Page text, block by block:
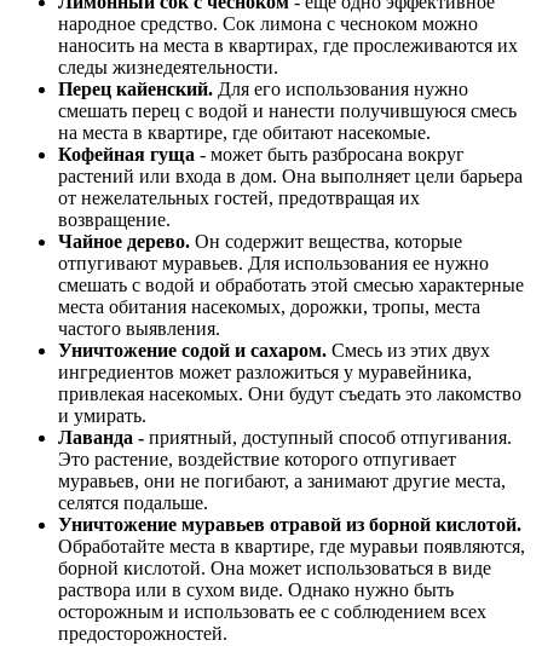
народное средство. Сок лимона с чесноком можно
наносить на места в квартирах, где прослеживаются их
следы жизнедеятельности.
Перец кайенский. Для его использования нужно
смешать перец с водой и нанести получившуюся смесь
на места в квартире, где обитают насекомые.
Кофейная гуща - может быть разбросана вокруг
растений или входа в дом. Она выполняет цели барьера
от нежелательных гостей, предотвращая их
возвращение.
Чайное дерево. Он содержит вещества, которые
отпугивают муравьев. Для использования ее нужно
смешать с водой и обработать этой смесью характерные
места обитания насекомых, дорожки, тропы, места
частого выявления.
Уничтожение содой и сахаром. Смесь из этих двух
ингредиентов может разложиться у муравейника,
привлекая насекомых. Они будут съедать это лакомство
и умирать.
Лаванда - приятный, доступный способ отпугивания.
Это растение, воздействие которого отпугивает
муравьев, они не погибают, а занимают другие места,
селятся подальше.
Уничтожение муравьев отравой из борной кислотой.
Обработайте места в квартире, где муравьи появляются,
борной кислотой. Она может использоваться в виде
раствора или в сухом виде. Однако нужно быть
осторожным и использовать ее с соблюдением всех
предосторожностей.